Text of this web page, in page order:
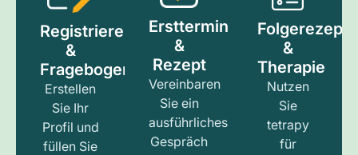
Registrieren
&
Fragebogen
Erstellen
Sie Ihr
Profil und
füllen Sie
Ersttermin
&
Rezept
Vereinbaren
Sie ein
ausführliches
Gespräch
Folgerezept
&
Therapie
Nutzen
Sie
tetrapy
für